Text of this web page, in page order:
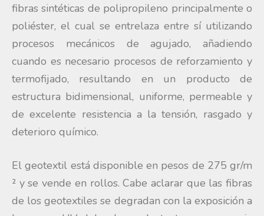
fibras sintéticas de polipropileno principalmente o
poliéster, el cual se entrelaza entre sí utilizando
procesos mecánicos de agujado, añadiendo
cuando es necesario procesos de reforzamiento y
termofijado, resultando en un producto de
estructura bidimensional, uniforme, permeable y
de excelente resistencia a la tensión, rasgado y
deterioro químico.
El geotextil está disponible en pesos de 275 gr/m
² y se vende en rollos. Cabe aclarar que las fibras
de los geotextiles se degradan con la exposición a